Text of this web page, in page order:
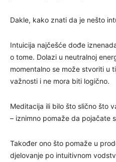
Dakle, kako znati da je nešto
Intuicija najčešće dođe
o tome. Dolazi u neutralnoj
momentalno se može stvoriti u
važnosti i ne mora biti logično.
Meditacija ili bilo što slično što
– iznimno pomaže da pojačate
Također ono što pomaže u
djelovanje po intuitivnom